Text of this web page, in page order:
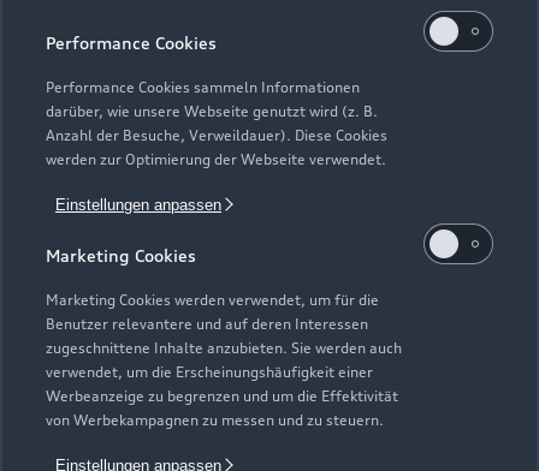
Performance Cookies
Performance Cookies sammeln Informationen
darüber, wie unsere Webseite genutzt wird (z. B.
Anzahl der Besuche, Verweildauer). Diese Cookies
werden zur Optimierung der Webseite verwendet.
Einstellungen anpassen
Marketing Cookies
Marketing Cookies werden verwendet, um für die
Benutzer relevantere und auf deren Interessen
zugeschnittene Inhalte anzubieten. Sie werden auch
verwendet, um die Erscheinungshäufigkeit einer
Werbeanzeige zu begrenzen und um die Effektivität
von Werbekampagnen zu messen und zu steuern.
Einstellungen anpassen
Elektromodelle
Plug-in-Hybride
Neuwagensuche
Gebrauchtwagensuche
Geschäftskunden
Service & Zubehör
Saisonale Angebote
Audi Services
Garantie
Audi digital services
myAudi
Support
Audi Code
Häufige Fragen (FAQ)
Audi Online Beratung
Über Audi
Unternehmen
Karriere
Investor Relations
© 2026 AUDI AG. Alle Rechte vorbehalten
Impressum Rechtliches